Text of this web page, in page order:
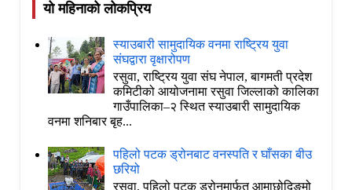
यो महिनाको लोकप्रिय
स्याउबारी सामुदायिक वनमा राष्ट्रिय युवा
संघद्वारा वृक्षारोपण
रसुवा, राष्ट्रिय युवा संघ नेपाल, बागमती प्रदेश
कमिटीको आयोजनामा रसुवा जिल्लाको कालिका
गाउँपालिका–२ स्थित स्याउबारी सामुदायिक
वनमा शनिबार बृह...
पहिलो पटक ड्रोनबाट वनस्पति र घाँसका बीउ
छरियो
रसुवा, पहिलो पटक ड्रोनमार्फत आमाछोदिङ्मो